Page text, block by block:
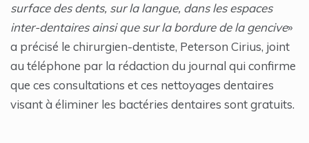
surface des dents, sur la langue, dans les espaces
inter-dentaires ainsi que sur la bordure de la gencive»
a précisé le chirurgien-dentiste, Peterson Cirius, joint
au téléphone par la rédaction du journal qui confirme
que ces consultations et ces nettoyages dentaires
visant à éliminer les bactéries dentaires sont gratuits.